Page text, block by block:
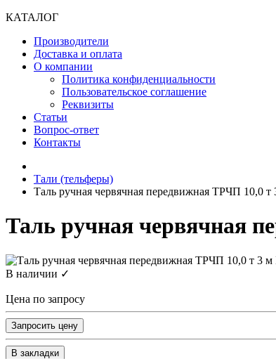
КАТАЛОГ
Производители
Доставка и оплата
О компании
Политика конфиденциальности
Пользовательское соглашение
Реквизиты
Статьи
Вопрос-ответ
Контакты
Тали (тельферы)
Таль ручная червячная передвижная ТРЧП 10,0
Таль ручная червячная
В наличии ✓
Цена по запросу
Запросить цену
В закладки